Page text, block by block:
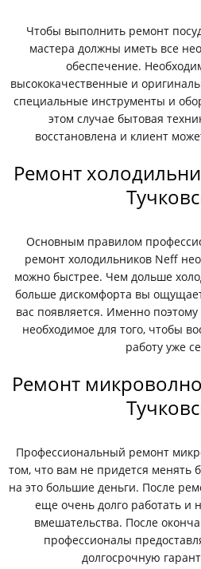
Чтобы выполнить ремонт
мастера должны иметь все
обеспечение.
высококачественные и
специальные инструменты и
этом случае бытовая
восстановлена и клиент
Ремонт
Основным правилом
ремонт холодильников Neff
можно быстрее. Чем дольше
больше дискомфорта вы
вас появляется. Именно
необходимое для того, чтобы
работу уже
Ремонт
Профессиональный ремонт
том, что вам не придется менять
на это большие деньги. После
еще очень долго работать и
вмешательства. После
профессионалы
долгосрочную